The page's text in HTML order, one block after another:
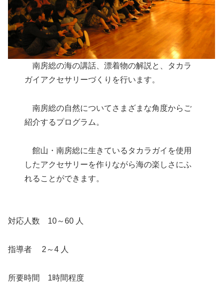
南房総の海の講話、漂着物の解説と、タカラ
ガイアクセサリーづくりを行います。
南房総の自然についてさまざまな角度からご
紹介するプログラム。
館山・南房総に生きているタカラガイを使用
したアクセサリーを作りながら海の楽しさにふ
れることができます。
対応人数 10～60 人
指導者 2～4 人
所要時間 1時間程度